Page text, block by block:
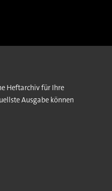
Heftarchiv für Ihre
Ausgabe können